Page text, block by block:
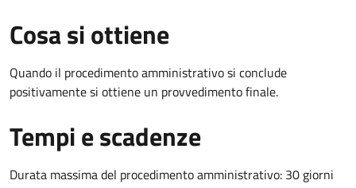
Cosa si ottiene
Quando il procedimento amministrativo si conclude
positivamente si ottiene un provvedimento finale.
Tempi e scadenze
Durata massima del procedimento amministrativo: 30 giorni